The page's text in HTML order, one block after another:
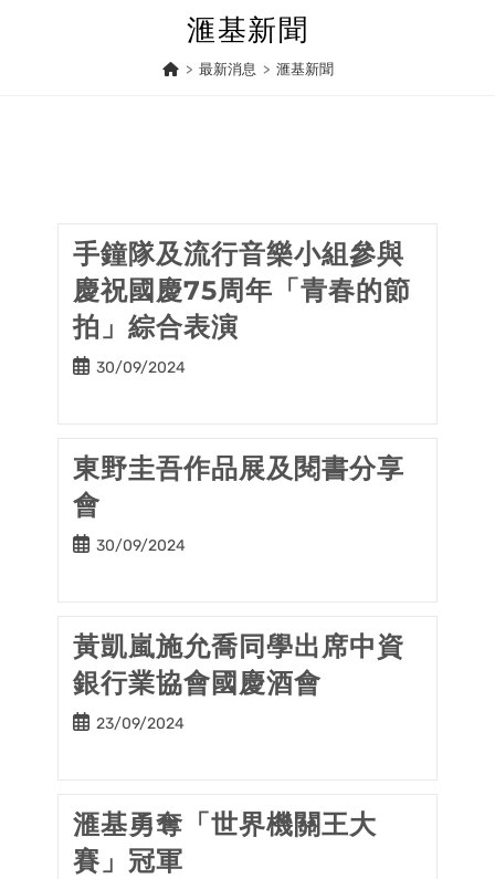
滙基新聞
> 最新消息 > 滙基新聞
手鐘隊及流行音樂小組參與
慶祝國慶75周年「青春的節
拍」綜合表演
Post30/09/2024
東野圭吾作品展及閱書分享
會
Post30/09/2024
黃凱嵐施允喬同學出席中資
銀行業協會國慶酒會
Post23/09/2024
滙基勇奪「世界機關王大
賽」冠軍